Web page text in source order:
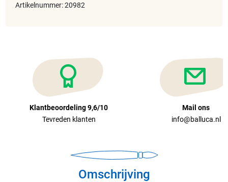
Artikelnummer: 20982
Klantbeoordeling 9,6/10
Tevreden klanten
Mail ons
info@balluca.nl
Omschrijving